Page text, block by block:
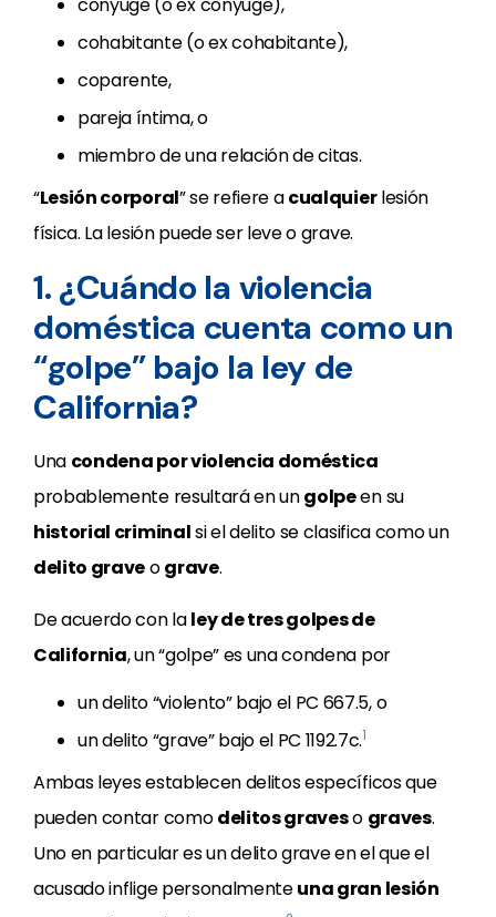
cónyuge (o ex cónyuge),
cohabitante (o ex cohabitante),
coparente,
pareja íntima, o
miembro de una relación de citas.
“Lesión corporal” se refiere acualquierlesión
física. La lesión puede ser leve o grave.
1. ¿Cuándo la violencia
doméstica cuenta como un
“golpe” bajo la ley de
California?
Una condena por violencia doméstica
probablemente resultará en ungolpeen su
historial criminalsi el delito se clasifica como un
delito graveograve.
De acuerdo con laley de tres golpes de
California, un “golpe” es una condena por
un delito “violento” bajo el PC 667.5, o
un delito “grave” bajo el PC 1192.7c.1
Ambas leyes establecen delitos específicos que
pueden contar comodelitos graveso graves.
Uno en particular es un delito grave en el que el
acusado inflige personalmenteuna gran lesión